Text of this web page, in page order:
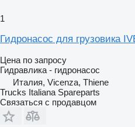
1
Гидронасос для грузовика
Цена по запросу
Гидравлика - гидронасос
Италия, Vicenza, Thiene
Trucks Italiana Spareparts
Связаться с продавцом